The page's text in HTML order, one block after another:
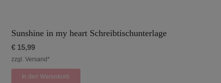
Sunshine in my heart Schreibtischunterlage
€15,99
zzgl. Versand*
In den Warenkorb